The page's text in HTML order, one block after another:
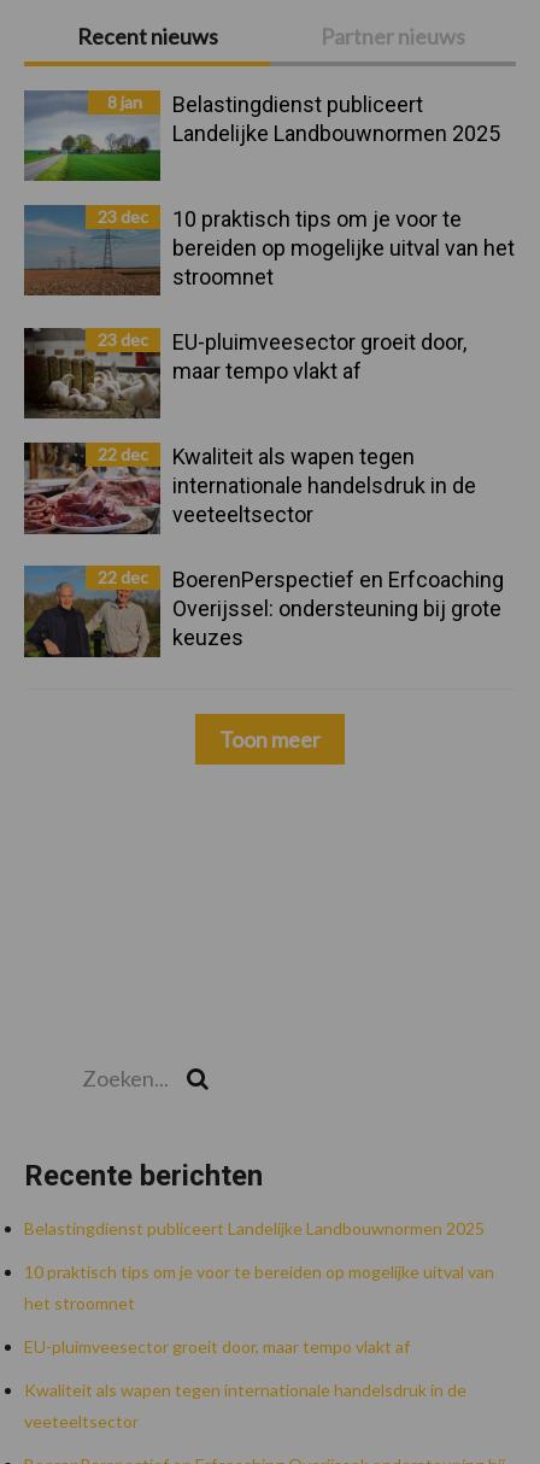
Primaire
Sidebar
Recent nieuws Partner nieuws
8 jan
Belastingdienst publiceert
Landelijke Landbouwnormen 2025
23 dec
10 praktisch tips om je voor te
bereiden op mogelijke uitval van het
stroomnet
23 dec
EU-pluimveesector groeit door,
maar tempo vlakt af
22 dec
Kwaliteit als wapen tegen
internationale handelsdruk in de
veeteeltsector
22 dec
BoerenPerspectief en Erfcoaching
Overijssel: ondersteuning bij grote
keuzes
Toon meer
Recente berichten
Belastingdienst publiceert Landelijke Landbouwnormen 2025
10 praktisch tips om je voor te bereiden op mogelijke uitval van
het stroomnet
EU-pluimveesector groeit door, maar tempo vlakt af
Kwaliteit als wapen tegen internationale handelsdruk in de
veeteeltsector